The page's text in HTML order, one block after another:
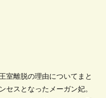
室離脱の理由についてまと
セスとなったメーガン妃。